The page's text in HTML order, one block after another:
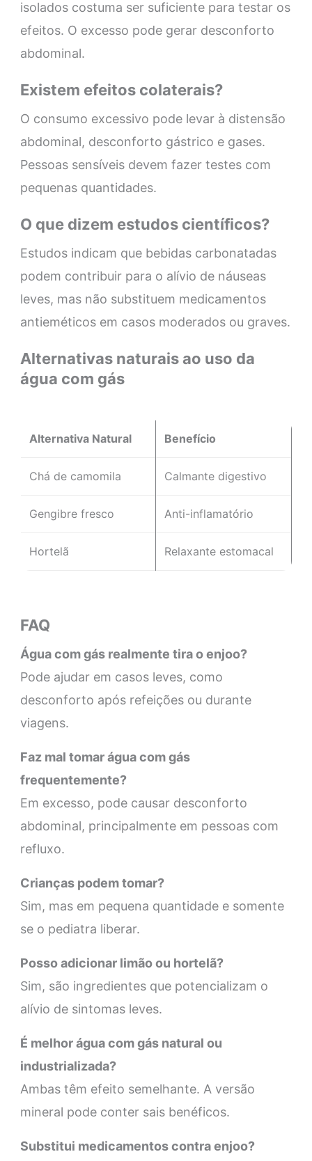
isolados costuma ser suficiente para testar os
efeitos. O excesso pode gerar desconforto
abdominal.
Existem efeitos colaterais?
O consumo excessivo pode levar à distensão
abdominal, desconforto gástrico e gases.
Pessoas sensíveis devem fazer testes com
pequenas quantidades.
O que dizem estudos científicos?
Estudos indicam que bebidas carbonatadas
podem contribuir para o alívio de náuseas
leves, mas não substituem medicamentos
antieméticos em casos moderados ou graves.
Alternativas naturais ao uso da
água com gás
Alternativa Natural Benefício
Chá de camomila Calmante digestivo
Gengibre fresco Anti-inflamatório
Hortelã Relaxante estomacal
FAQ
Água com gás realmente tira o enjoo?
Pode ajudar em casos leves, como
desconforto após refeições ou durante
viagens.
Faz mal tomar água com gás
frequentemente?
Em excesso, pode causar desconforto
abdominal, principalmente em pessoas com
refluxo.
Crianças podem tomar?
Sim, mas em pequena quantidade e somente
se o pediatra liberar.
Posso adicionar limão ou hortelã?
Sim, são ingredientes que potencializam o
alívio de sintomas leves.
É melhor água com gás natural ou
industrializada?
Ambas têm efeito semelhante. A versão
mineral pode conter sais benéficos.
Substitui medicamentos contra enjoo?